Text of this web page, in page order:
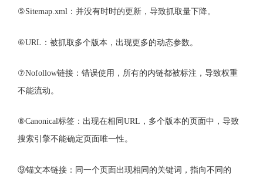
⑤Sitemap.xml：并没有时时的更新，导致抓取量下降。
⑥URL：被抓取多个版本，出现更多的动态参数。
⑦Nofollow链接：错误使用，所有的内链都被标注，导致权重
不能流动。
⑧Canonical标签：出现在相同URL，多个版本的页面中，导致
搜索引擎不能确定页面唯一性。
⑨锚文本链接：同一个页面出现相同的关键词，指向不同的